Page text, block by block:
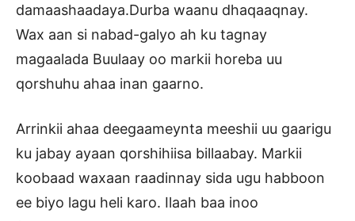
damaashaadaya.Durba waanu dhaqaaqnay.
Wax aan si nabad-galyo ah ku tagnay
magaalada Buulaay oo markii horeba uu
qorshuhu ahaa inan gaarno.
Arrinkii ahaa deegaameynta meeshii uu gaarigu
ku jabay ayaan qorshihiisa billaabay. Markii
koobaad waxaan raadinnay sida ugu habboon
ee biyo lagu heli karo. Ilaah baa inoo